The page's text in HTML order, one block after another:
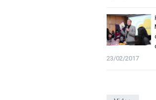
23/02/2017